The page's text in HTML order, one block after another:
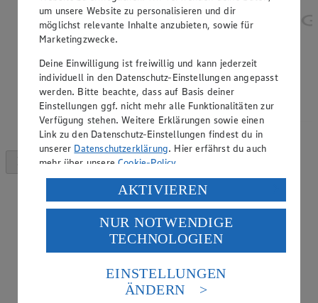
um unsere Website zu personalisieren und dir
möglichst relevante Inhalte anzubieten, sowie für
Marketingzwecke.
Deine Einwilligung ist freiwillig und kann jederzeit
individuell in den Datenschutz-Einstellungen angepasst
werden. Bitte beachte, dass auf Basis deiner
Einstellungen ggf. nicht mehr alle Funktionalitäten zur
Verfügung stehen. Weitere Erklärungen sowie einen
Link zu den Datenschutz-Einstellungen findest du in
unserer Datenschutzerklärung. Hier erfährst du auch
mehr über unsereCookie-Policy.
Verarbeitung deiner personenbezogenen Daten in den
USA durch Facebook und YouTube:
Wenn du auf „Aktivieren“ klickst, willigst du im Sinne
des Art. 49 Abs. 1 Satz 1 lit. a) DSGVO ein, dass deine
Daten in den USA verarbeitet werden. Der EuGH sieht
die USA als Land mit einem nach europäischen
Standards nicht angemessenen Datenschutzniveau an.
Es besteht das Risiko eines Zugriffs durch US-
AKTIVIEREN
NUR NOTWENDIGE
TECHNOLOGIEN
EINSTELLUNGEN
ÄNDERN